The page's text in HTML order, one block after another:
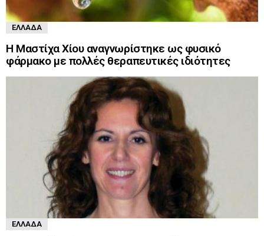
ΕΛΛΆΔΑ
Η Μαστίχα Χίου αναγνωρίστηκε ως φυσικό
φάρμακο με πολλές θεραπευτικές ιδιότητες
ΕΛΛΆΔΑ